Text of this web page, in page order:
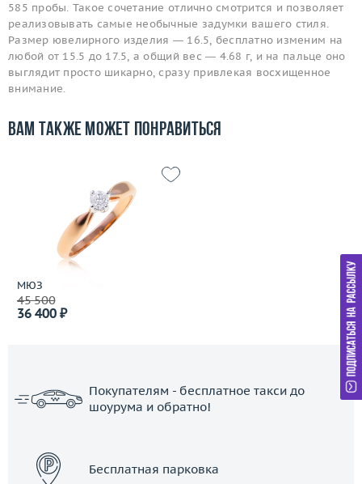
585 пробы. Такое сочетание отлично смотрится и позволяет
реализовывать самые необычные задумки вашего стиля.
Размер ювелирного изделия — 16.5, бесплатно изменим на
любой от 15.5 до 17.5, а общий вес — 4.68 г, и на пальце оно
выглядит просто шикарно, сразу привлекая восхищенное
внимание.
Вам также может понравиться
МЮЗ
45 500
36 400 ₽
Покупателям - бесплатное такси до
шоурума и обратно!
Бесплатная парковка